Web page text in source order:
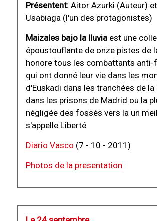
Présentent: Aitor Azurki (Auteur)
Usabiaga (l'un des protagonistes)
Maizales bajo la lluvia est une
époustouflante de onze pistes de
honore tous les combattants
qui ont donné leur vie dans les
d'Euskadi dans les tranchées de la
dans les prisons de Madrid ou la
négligée des fossés vers la un
s'appelle Liberté.
Diario Vasco (7 - 10 - 2011)
Photos de la presentation